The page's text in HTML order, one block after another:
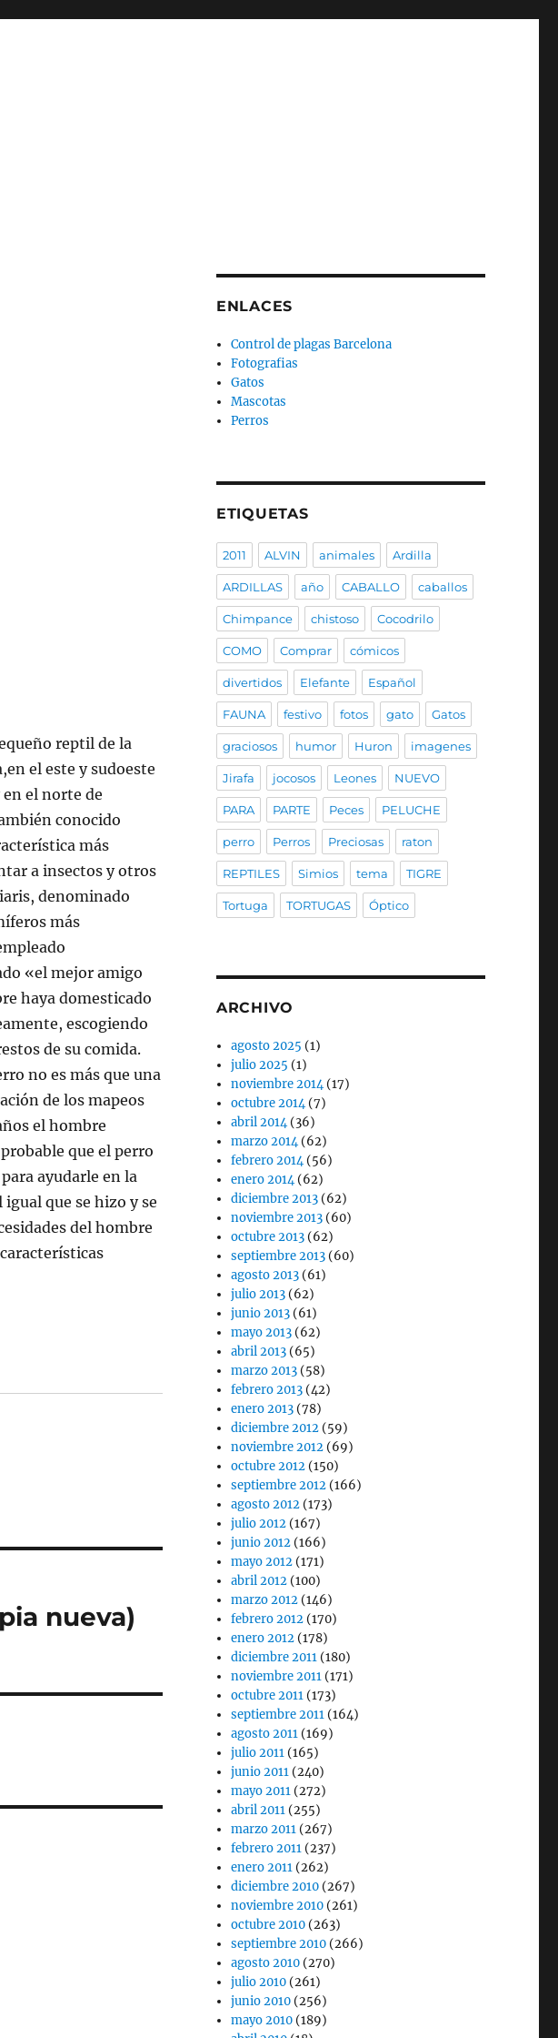
reptil de la
el este y sudoeste
el norte de
conocido
más
a insectos y otros
denominado
más
«el mejor amigo
haya domesticado
escogiendo
de su comida.
no es más que una
de los mapeos
el hombre
que el perro
ayudarle en la
igual que se hizo y se
del hombre
nueva)
ENLACES
Control de plagas Barcelona
Fotografias
Gatos
Mascotas
Perros
ETIQUETAS
2011 ALVIN animales Ardilla
ARDILLAS año CABALLO caballos
Chimpance chistoso Cocodrilo
COMO Comprar cómicos
divertidos Elefante Español
FAUNA festivo fotos gato Gatos
graciosos humor Huron imagenes
Jirafa jocosos Leones NUEVO
PARA PARTE Peces PELUCHE
perro Perros Preciosas raton
REPTILES Simios tema TIGRE
Tortuga TORTUGAS Óptico
ARCHIVO
agosto 2025 (1)
julio 2025 (1)
noviembre 2014(17)
octubre 2014(7)
abril 2014(36)
marzo 2014(62)
febrero 2014(56)
enero 2014(62)
diciembre 2013 (62)
noviembre 2013 (60)
octubre 2013 (62)
septiembre 2013 (60)
agosto 2013 (61)
julio 2013 (62)
junio 2013 (61)
mayo 2013 (62)
abril 2013 (65)
marzo 2013 (58)
febrero 2013 (42)
enero 2013 (78)
diciembre 2012 (59)
noviembre 2012 (69)
octubre 2012 (150)
septiembre 2012 (166)
agosto 2012 (173)
julio 2012 (167)
junio 2012 (166)
mayo 2012 (171)
abril 2012 (100)
marzo 2012 (146)
febrero 2012 (170)
enero 2012 (178)
diciembre 2011 (180)
noviembre 2011 (171)
octubre 2011 (173)
septiembre 2011 (164)
agosto 2011 (169)
julio 2011 (165)
junio 2011 (240)
mayo 2011 (272)
abril 2011 (255)
marzo 2011 (267)
febrero 2011 (237)
enero 2011 (262)
diciembre 2010 (267)
noviembre 2010 (261)
octubre 2010 (263)
septiembre 2010 (266)
agosto 2010 (270)
julio 2010 (261)
junio 2010 (256)
mayo 2010 (189)